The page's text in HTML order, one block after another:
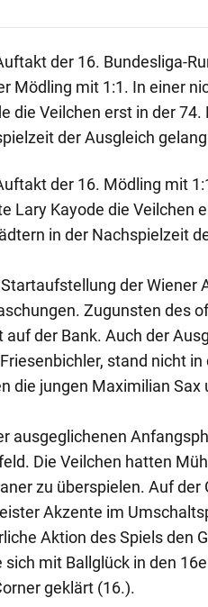
der 16. Bundesliga-
Mödling mit 1:1. In einer
die Veilchen erst in der
der Ausgleich
der 16. Mödling mit
Lary Kayode die Veilchen
in der Nachspielzeit
der Wiener
Zugunsten des
auf der Bank. Auch der
stand nicht
die jungen Maximilian
ausgeglichenen
Die Veilchen hatten
zu überspielen. Auf der
Akzente im
Aktion des Spiels den
sich mit Ballglück in den
geklärt (16.).